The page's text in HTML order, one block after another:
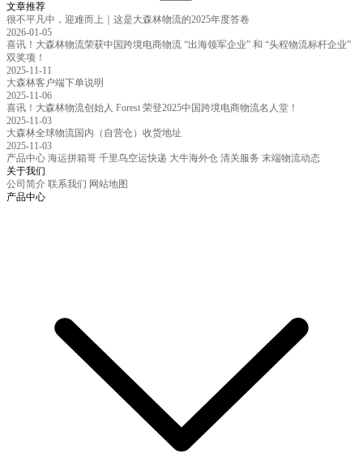
文章推荐
很不平凡中，迎难而上｜这是大森林物流的2025年度答卷
2026-01-05
喜讯！大森林物流荣获中国跨境电商物流 “出海领军企业” 和 “头程物流标杆企业”
双奖项！
2025-11-11
大森林客户端下单说明
2025-11-06
喜讯！大森林物流创始人 Forest 荣登2025中国跨境电商物流名人堂！
2025-11-03
大森林全球物流国内（自营仓）收货地址
2025-11-03
产品中心 海运拼箱哥 千里鸟空运快递 大牛海外仓 清关服务 末端物流动态
关于我们
公司简介 联系我们 网站地图
产品中心